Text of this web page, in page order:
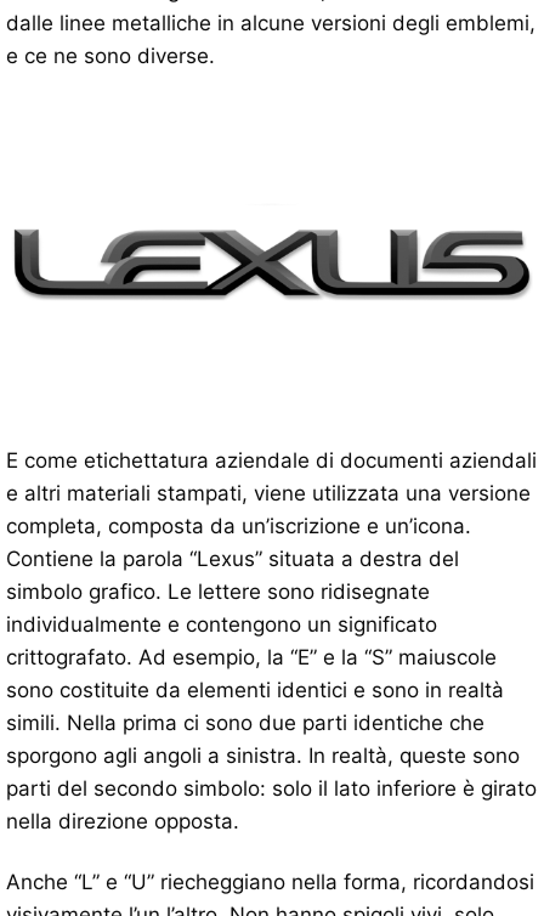
dalle linee metalliche in alcune versioni degli emblemi,
e ce ne sono diverse.
E come etichettatura aziendale di documenti aziendali
e altri materiali stampati, viene utilizzata una versione
completa, composta da un’iscrizione e un’icona.
Contiene la parola “Lexus” situata a destra del
simbolo grafico. Le lettere sono ridisegnate
individualmente e contengono un significato
crittografato. Ad esempio, la “E” e la “S” maiuscole
sono costituite da elementi identici e sono in realtà
simili. Nella prima ci sono due parti identiche che
sporgono agli angoli a sinistra. In realtà, queste sono
parti del secondo simbolo: solo il lato inferiore è girato
nella direzione opposta.
Anche “L” e “U” riecheggiano nella forma, ricordandosi